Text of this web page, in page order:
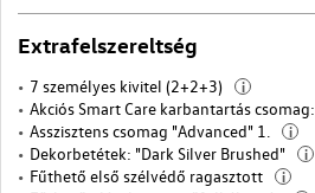
Extrafelszereltség
7 személyes kivitel (2+2+3) i
Akciós Smart Care karbantartás csomag:
Asszisztens csomag "Advanced" 1. i
Dekorbetétek: "Dark Silver Brushed" i
Fűthető első szélvédő ragasztott i